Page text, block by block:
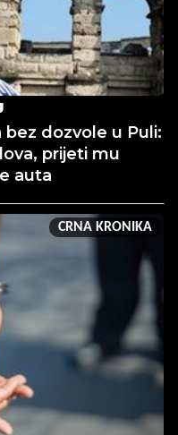
bez dozvole u Puli:
prijeti mu
auta
CRNA KRONIKA